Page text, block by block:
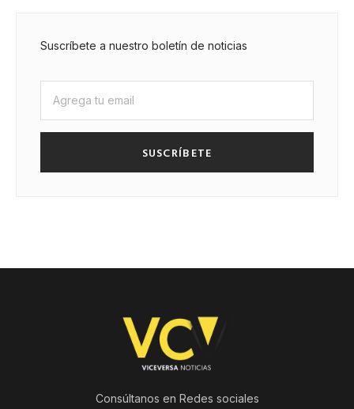
Suscríbete a nuestro boletín de noticias
SUSCRÍBETE
Consúltanos en Redes sociales